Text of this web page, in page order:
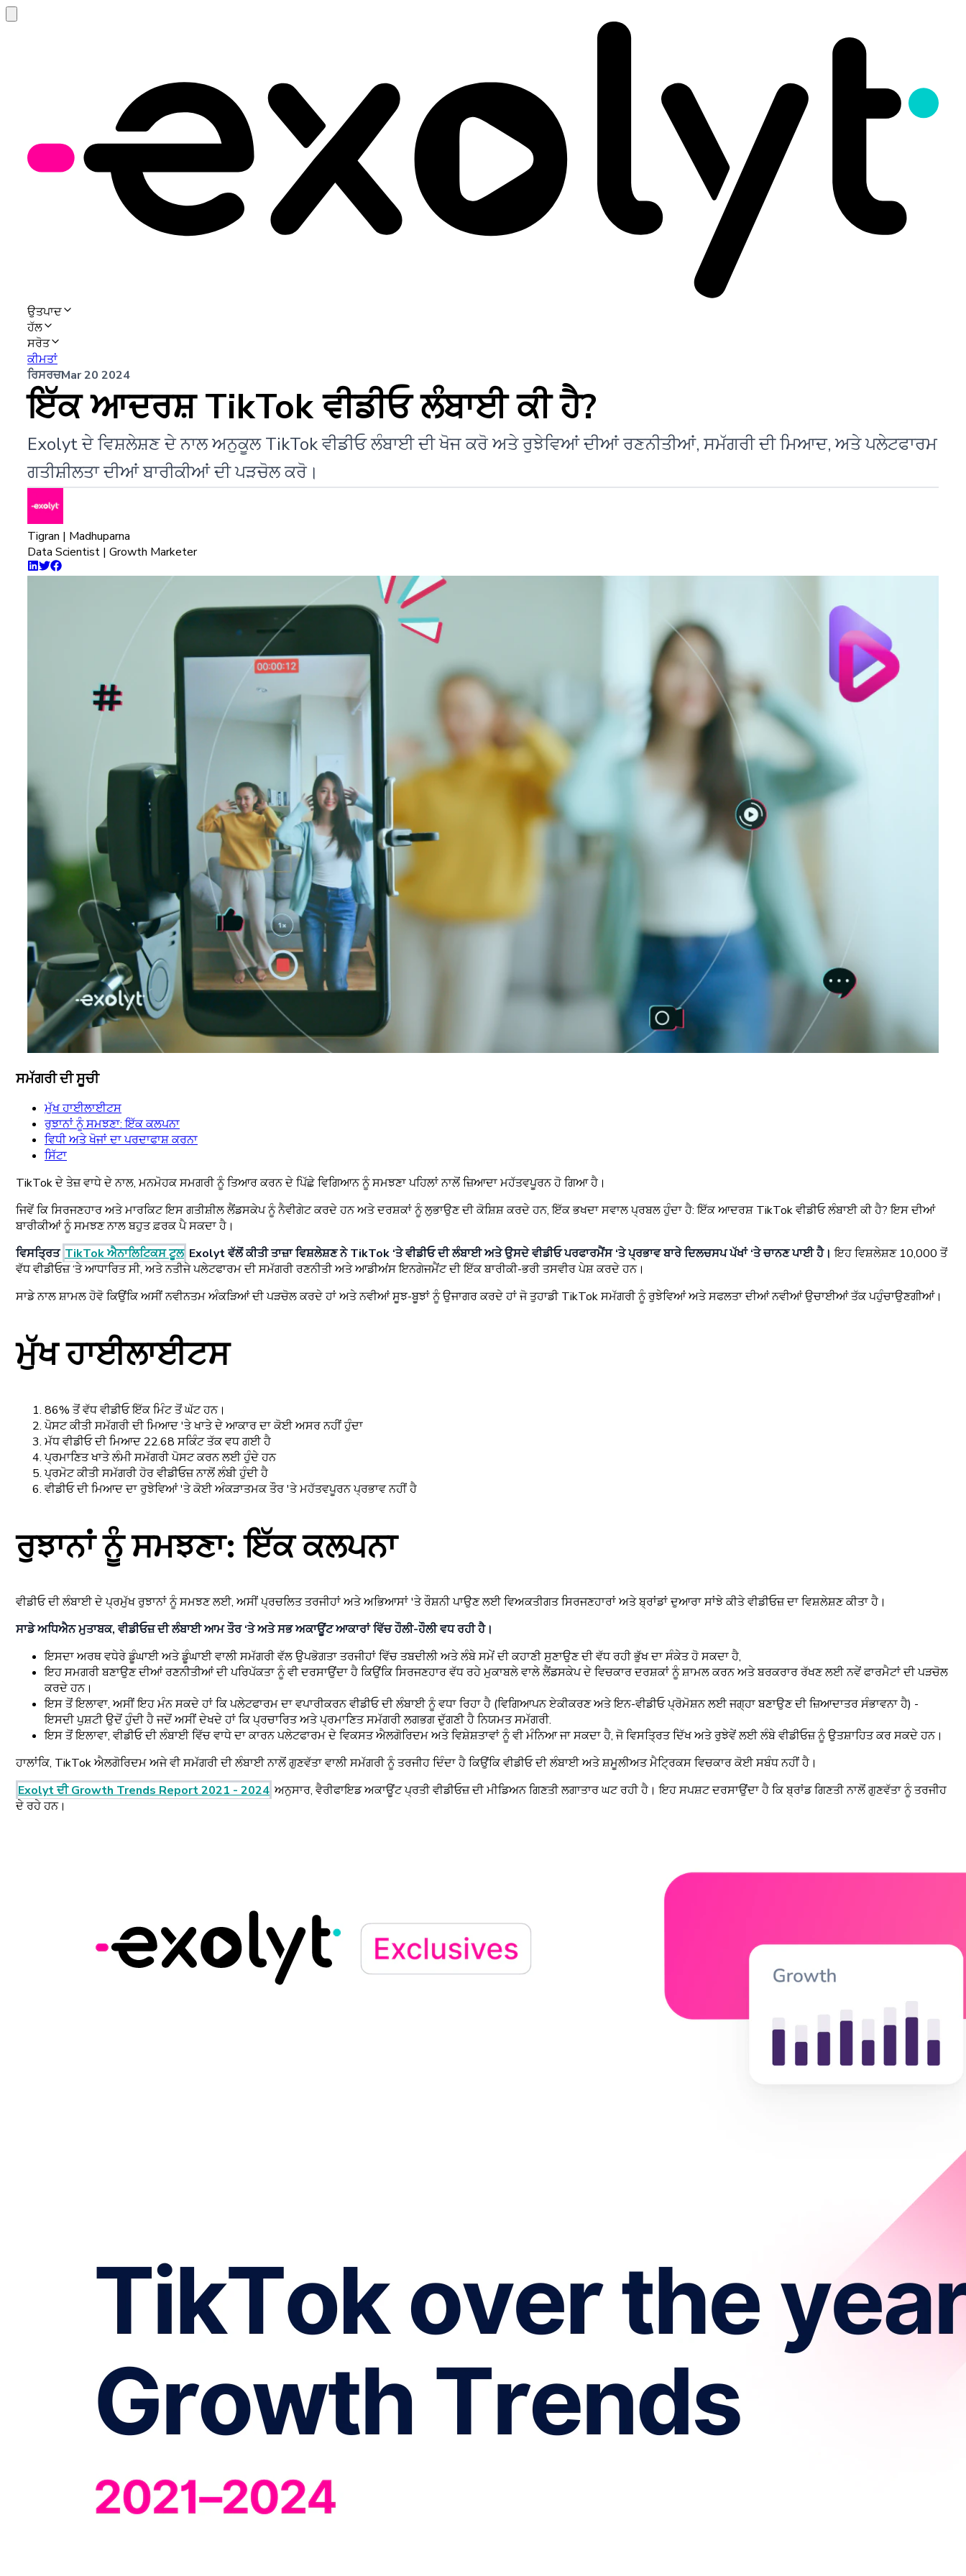
ਉਤਪਾਦ
ਹੱਲ
ਸਰੋਤ
ਕੀਮਤਾਂ
ਰਿਸਰਚMar 20 2024
ਇੱਕ ਆਦਰਸ਼ TikTok ਵੀਡੀਓ ਲੰਬਾਈ ਕੀ ਹੈ?
Exolyt ਦੇ ਵਿਸ਼ਲੇਸ਼ਣ ਦੇ ਨਾਲ ਅਨੁਕੂਲ TikTok ਵੀਡੀਓ ਲੰਬਾਈ ਦੀ ਖੋਜ ਕਰੋ ਅਤੇ ਰੁਝੇਵਿਆਂ ਦੀਆਂ ਰਣਨੀਤੀਆਂ, ਸਮੱਗਰੀ ਦੀ ਮਿਆਦ, ਅਤੇ ਪਲੇਟਫਾਰਮ
ਗਤੀਸ਼ੀਲਤਾ ਦੀਆਂ ਬਾਰੀਕੀਆਂ ਦੀ ਪੜਚੋਲ ਕਰੋ।
Tigran | Madhuparna
Data Scientist | Growth Marketer
ਸਮੱਗਰੀ ਦੀ ਸੂਚੀ
ਮੁੱਖ ਹਾਈਲਾਈਟਸ
ਰੁਝਾਨਾਂ ਨੂੰ ਸਮਝਣਾ: ਇੱਕ ਕਲਪਨਾ
ਵਿਧੀ ਅਤੇ ਖੋਜਾਂ ਦਾ ਪਰਦਾਫਾਸ਼ ਕਰਨਾ
ਸਿੱਟਾ
TikTok ਦੇ ਤੇਜ਼ ਵਾਧੇ ਦੇ ਨਾਲ, ਮਨਮੋਹਕ ਸਮਗਰੀ ਨੂੰ ਤਿਆਰ ਕਰਨ ਦੇ ਪਿੱਛੇ ਵਿਗਿਆਨ ਨੂੰ ਸਮਝਣਾ ਪਹਿਲਾਂ ਨਾਲੋਂ ਜ਼ਿਆਦਾ ਮਹੱਤਵਪੂਰਨ ਹੋ ਗਿਆ ਹੈ।
ਜਿਵੇਂ ਕਿ ਸਿਰਜਣਹਾਰ ਅਤੇ ਮਾਰਕਿਟ ਇਸ ਗਤੀਸ਼ੀਲ ਲੈਂਡਸਕੇਪ ਨੂੰ ਨੈਵੀਗੇਟ ਕਰਦੇ ਹਨ ਅਤੇ ਦਰਸ਼ਕਾਂ ਨੂੰ ਲੁਭਾਉਣ ਦੀ ਕੋਸ਼ਿਸ਼ ਕਰਦੇ ਹਨ, ਇੱਕ ਭਖਦਾ ਸਵਾਲ ਪ੍ਰਬਲ ਹੁੰਦਾ ਹੈ: ਇੱਕ ਆਦਰਸ਼ TikTok ਵੀਡੀਓ ਲੰਬਾਈ ਕੀ ਹੈ? ਇਸ ਦੀਆਂ
ਬਾਰੀਕੀਆਂ ਨੂੰ ਸਮਝਣ ਨਾਲ ਬਹੁਤ ਫ਼ਰਕ ਪੈ ਸਕਦਾ ਹੈ।
ਵਿਸਤ੍ਰਿਤ TikTok ਐਨਾਲਿਟਿਕਸ ਟੂਲ Exolyt ਵੱਲੋਂ ਕੀਤੀ ਤਾਜ਼ਾ ਵਿਸ਼ਲੇਸ਼ਣ ਨੇ TikTok ‘ਤੇ ਵੀਡੀਓ ਦੀ ਲੰਬਾਈ ਅਤੇ ਉਸਦੇ ਵੀਡੀਓ ਪਰਫਾਰਮੈਂਸ ‘ਤੇ ਪ੍ਰਭਾਵ ਬਾਰੇ ਦਿਲਚਸਪ ਪੱਖਾਂ ‘ਤੇ ਚਾਨਣ ਪਾਈ ਹੈ। ਇਹ ਵਿਸ਼ਲੇਸ਼ਣ 10,000 ਤੋਂ
ਵੱਧ ਵੀਡੀਓਜ਼ ‘ਤੇ ਆਧਾਰਿਤ ਸੀ, ਅਤੇ ਨਤੀਜੇ ਪਲੇਟਫਾਰਮ ਦੀ ਸਮੱਗਰੀ ਰਣਨੀਤੀ ਅਤੇ ਆਡੀਅਂਸ ਇਨਗੇਜਮੈਂਟ ਦੀ ਇੱਕ ਬਾਰੀਕੀ-ਭਰੀ ਤਸਵੀਰ ਪੇਸ਼ ਕਰਦੇ ਹਨ।
ਸਾਡੇ ਨਾਲ ਸ਼ਾਮਲ ਹੋਵੋ ਕਿਉਂਕਿ ਅਸੀਂ ਨਵੀਨਤਮ ਅੰਕੜਿਆਂ ਦੀ ਪੜਚੋਲ ਕਰਦੇ ਹਾਂ ਅਤੇ ਨਵੀਆਂ ਸੂਝ-ਬੂਝਾਂ ਨੂੰ ਉਜਾਗਰ ਕਰਦੇ ਹਾਂ ਜੋ ਤੁਹਾਡੀ TikTok ਸਮੱਗਰੀ ਨੂੰ ਰੁਝੇਵਿਆਂ ਅਤੇ ਸਫਲਤਾ ਦੀਆਂ ਨਵੀਆਂ ਉਚਾਈਆਂ ਤੱਕ ਪਹੁੰਚਾਉਣਗੀਆਂ।
ਮੁੱਖ ਹਾਈਲਾਈਟਸ
86% ਤੋਂ ਵੱਧ ਵੀਡੀਓ ਇੱਕ ਮਿੰਟ ਤੋਂ ਘੱਟ ਹਨ।
ਪੋਸਟ ਕੀਤੀ ਸਮੱਗਰੀ ਦੀ ਮਿਆਦ 'ਤੇ ਖਾਤੇ ਦੇ ਆਕਾਰ ਦਾ ਕੋਈ ਅਸਰ ਨਹੀਂ ਹੁੰਦਾ
ਮੱਧ ਵੀਡੀਓ ਦੀ ਮਿਆਦ 22.68 ਸਕਿੰਟ ਤੱਕ ਵਧ ਗਈ ਹੈ
ਪ੍ਰਮਾਣਿਤ ਖਾਤੇ ਲੰਮੀ ਸਮੱਗਰੀ ਪੋਸਟ ਕਰਨ ਲਈ ਹੁੰਦੇ ਹਨ
ਪ੍ਰਮੋਟ ਕੀਤੀ ਸਮੱਗਰੀ ਹੋਰ ਵੀਡੀਓਜ਼ ਨਾਲੋਂ ਲੰਬੀ ਹੁੰਦੀ ਹੈ
ਵੀਡੀਓ ਦੀ ਮਿਆਦ ਦਾ ਰੁਝੇਵਿਆਂ 'ਤੇ ਕੋਈ ਅੰਕੜਾਤਮਕ ਤੌਰ 'ਤੇ ਮਹੱਤਵਪੂਰਨ ਪ੍ਰਭਾਵ ਨਹੀਂ ਹੈ
ਰੁਝਾਨਾਂ ਨੂੰ ਸਮਝਣਾ: ਇੱਕ ਕਲਪਨਾ
ਵੀਡੀਓ ਦੀ ਲੰਬਾਈ ਦੇ ਪ੍ਰਮੁੱਖ ਰੁਝਾਨਾਂ ਨੂੰ ਸਮਝਣ ਲਈ, ਅਸੀਂ ਪ੍ਰਚਲਿਤ ਤਰਜੀਹਾਂ ਅਤੇ ਅਭਿਆਸਾਂ 'ਤੇ ਰੌਸ਼ਨੀ ਪਾਉਣ ਲਈ ਵਿਅਕਤੀਗਤ ਸਿਰਜਣਹਾਰਾਂ ਅਤੇ ਬ੍ਰਾਂਡਾਂ ਦੁਆਰਾ ਸਾਂਝੇ ਕੀਤੇ ਵੀਡੀਓਜ਼ ਦਾ ਵਿਸ਼ਲੇਸ਼ਣ ਕੀਤਾ ਹੈ।
ਸਾਡੇ ਅਧਿਐਨ ਮੁਤਾਬਕ, ਵੀਡੀਓਜ਼ ਦੀ ਲੰਬਾਈ ਆਮ ਤੌਰ ‘ਤੇ ਅਤੇ ਸਭ ਅਕਾਊਂਟ ਆਕਾਰਾਂ ਵਿੱਚ ਹੌਲੀ-ਹੌਲੀ ਵਧ ਰਹੀ ਹੈ।
ਇਸਦਾ ਅਰਥ ਵਧੇਰੇ ਡੂੰਘਾਈ ਅਤੇ ਡੂੰਘਾਈ ਵਾਲੀ ਸਮੱਗਰੀ ਵੱਲ ਉਪਭੋਗਤਾ ਤਰਜੀਹਾਂ ਵਿੱਚ ਤਬਦੀਲੀ ਅਤੇ ਲੰਬੇ ਸਮੇਂ ਦੀ ਕਹਾਣੀ ਸੁਣਾਉਣ ਦੀ ਵੱਧ ਰਹੀ ਭੁੱਖ ਦਾ ਸੰਕੇਤ ਹੋ ਸਕਦਾ ਹੈ,
ਇਹ ਸਮਗਰੀ ਬਣਾਉਣ ਦੀਆਂ ਰਣਨੀਤੀਆਂ ਦੀ ਪਰਿਪੱਕਤਾ ਨੂੰ ਵੀ ਦਰਸਾਉਂਦਾ ਹੈ ਕਿਉਂਕਿ ਸਿਰਜਣਹਾਰ ਵੱਧ ਰਹੇ ਮੁਕਾਬਲੇ ਵਾਲੇ ਲੈਂਡਸਕੇਪ ਦੇ ਵਿਚਕਾਰ ਦਰਸ਼ਕਾਂ ਨੂੰ ਸ਼ਾਮਲ ਕਰਨ ਅਤੇ ਬਰਕਰਾਰ ਰੱਖਣ ਲਈ ਨਵੇਂ ਫਾਰਮੈਟਾਂ ਦੀ ਪੜਚੋਲ
ਕਰਦੇ ਹਨ।
ਇਸ ਤੋਂ ਇਲਾਵਾ, ਅਸੀਂ ਇਹ ਮੰਨ ਸਕਦੇ ਹਾਂ ਕਿ ਪਲੇਟਫਾਰਮ ਦਾ ਵਪਾਰੀਕਰਨ ਵੀਡੀਓ ਦੀ ਲੰਬਾਈ ਨੂੰ ਵਧਾ ਰਿਹਾ ਹੈ (ਵਿਗਿਆਪਨ ਏਕੀਕਰਣ ਅਤੇ ਇਨ-ਵੀਡੀਓ ਪ੍ਰੋਮੋਸ਼ਨ ਲਈ ਜਗ੍ਹਾ ਬਣਾਉਣ ਦੀ ਜ਼ਿਆਦਾਤਰ ਸੰਭਾਵਨਾ ਹੈ) -
ਇਸਦੀ ਪੁਸ਼ਟੀ ਉਦੋਂ ਹੁੰਦੀ ਹੈ ਜਦੋਂ ਅਸੀਂ ਦੇਖਦੇ ਹਾਂ ਕਿ ਪ੍ਰਚਾਰਿਤ ਅਤੇ ਪ੍ਰਮਾਣਿਤ ਸਮੱਗਰੀ ਲਗਭਗ ਦੁੱਗਣੀ ਹੈ ਨਿਯਮਤ ਸਮੱਗਰੀ.
ਇਸ ਤੋਂ ਇਲਾਵਾ, ਵੀਡੀਓ ਦੀ ਲੰਬਾਈ ਵਿੱਚ ਵਾਧੇ ਦਾ ਕਾਰਨ ਪਲੇਟਫਾਰਮ ਦੇ ਵਿਕਸਤ ਐਲਗੋਰਿਦਮ ਅਤੇ ਵਿਸ਼ੇਸ਼ਤਾਵਾਂ ਨੂੰ ਵੀ ਮੰਨਿਆ ਜਾ ਸਕਦਾ ਹੈ, ਜੋ ਵਿਸਤ੍ਰਿਤ ਦਿੱਖ ਅਤੇ ਰੁਝੇਵੇਂ ਲਈ ਲੰਬੇ ਵੀਡੀਓਜ਼ ਨੂੰ ਉਤਸ਼ਾਹਿਤ ਕਰ ਸਕਦੇ ਹਨ।
ਹਾਲਾਂਕਿ, TikTok ਐਲਗੋਰਿਦਮ ਅਜੇ ਵੀ ਸਮੱਗਰੀ ਦੀ ਲੰਬਾਈ ਨਾਲੋਂ ਗੁਣਵੱਤਾ ਵਾਲੀ ਸਮੱਗਰੀ ਨੂੰ ਤਰਜੀਹ ਦਿੰਦਾ ਹੈ ਕਿਉਂਕਿ ਵੀਡੀਓ ਦੀ ਲੰਬਾਈ ਅਤੇ ਸ਼ਮੂਲੀਅਤ ਮੈਟ੍ਰਿਕਸ ਵਿਚਕਾਰ ਕੋਈ ਸਬੰਧ ਨਹੀਂ ਹੈ।
Exolyt ਦੀ Growth Trends Report 2021 - 2024 ਅਨੁਸਾਰ, ਵੈਰੀਫਾਇਡ ਅਕਾਊਂਟ ਪ੍ਰਤੀ ਵੀਡੀਓਜ਼ ਦੀ ਮੀਡਿਅਨ ਗਿਣਤੀ ਲਗਾਤਾਰ ਘਟ ਰਹੀ ਹੈ। ਇਹ ਸਪਸ਼ਟ ਦਰਸਾਉਂਦਾ ਹੈ ਕਿ ਬ੍ਰਾਂਡ ਗਿਣਤੀ ਨਾਲੋਂ ਗੁਣਵੱਤਾ ਨੂੰ ਤਰਜੀਹ
ਦੇ ਰਹੇ ਹਨ।